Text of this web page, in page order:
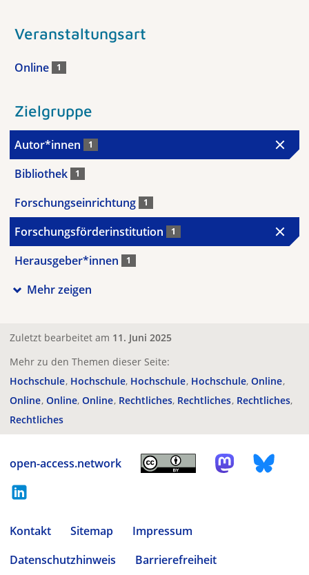
Veranstaltungsart
Online 1
Zielgruppe
Autor*innen 1
Bibliothek 1
Forschungseinrichtung 1
Forschungsförderinstitution 1
Herausgeber*innen 1
Mehr zeigen
Zuletzt bearbeitet am 11. Juni 2025
Mehr zu den Themen dieser Seite:
Hochschule Hochschule Hochschule Hochschule Online
Online Online Online Rechtliches Rechtliches Rechtliches
Rechtliches
open-access.network
Kontakt Sitemap
Impressum
Datenschutzhinweis
Barrierefreiheit